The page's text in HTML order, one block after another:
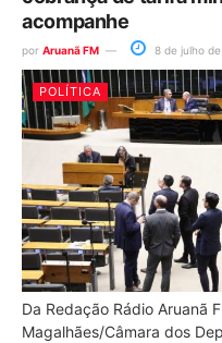
acompanhe
por Aruanã FM 8 de julho
POLÍTICA
Da Redação Rádio
Magalhães/Câmara dos